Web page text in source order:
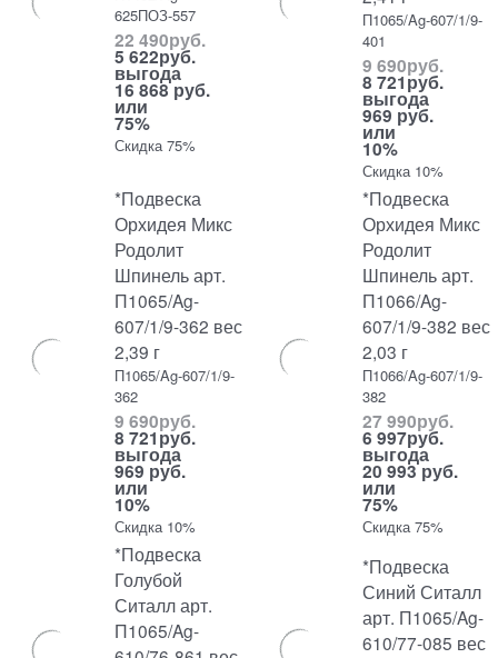
625ПОЗ-557
22 490руб.
5 622руб.
выгода
16 868 руб.
или
75%
Скидка 75%
П1065/Ag-607/1/9-
401
9 690руб.
8 721руб.
выгода
969 руб.
или
10%
Скидка 10%
*Подвеска
Орхидея Микс
Родолит
Шпинель арт.
П1065/Ag-
607/1/9-362 вес
2,39 г
П1065/Ag-607/1/9-
362
9 690руб.
8 721руб.
выгода
969 руб.
или
10%
Скидка 10%
*Подвеска
Орхидея Микс
Родолит
Шпинель арт.
П1066/Ag-
607/1/9-382 вес
2,03 г
П1066/Ag-607/1/9-
382
27 990руб.
6 997руб.
выгода
20 993 руб.
или
75%
Скидка 75%
*Подвеска
Голубой
Ситалл арт.
П1065/Ag-
*Подвеска
Синий Ситалл
арт. П1065/Ag-
610/77-085 вес